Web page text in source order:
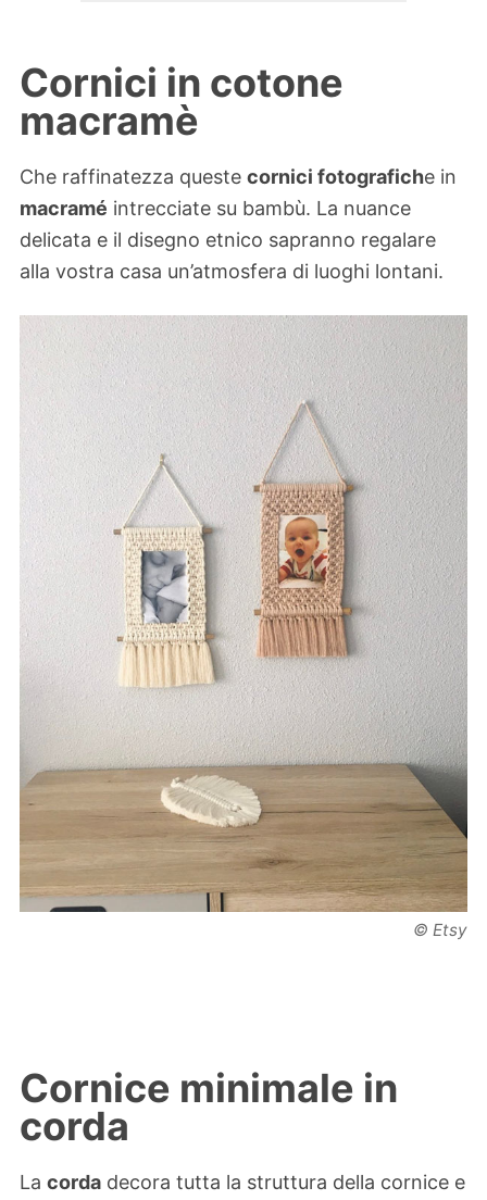
Cornici in cotone
macramè
Che raffinatezza queste cornici fotografiche in
macramé intrecciate su bambù. La nuance
delicata e il disegno etnico sapranno regalare
alla vostra casa un’atmosfera di luoghi lontani.
© Etsy
Cornice minimale in
corda
La corda decora tutta la struttura della cornice e